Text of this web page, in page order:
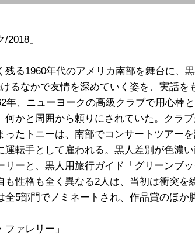
/2018」
残る1960年代のアメリカ南部を舞台に、
るなかで友情を深めていく姿を、実話
年、ニューヨークの高級クラブで用心棒
何かと周囲から頼りにされていた。クラ
ったトニーは、南部でコンサートツアー
運転手として雇われる。黒人差別が色濃
リーと、黒人用旅行ガイド「グリーンブ
も性格も全く異なる2人は、当初は衝突を
全5部門でノミネートされ、作品賞のほか
ァレリー」